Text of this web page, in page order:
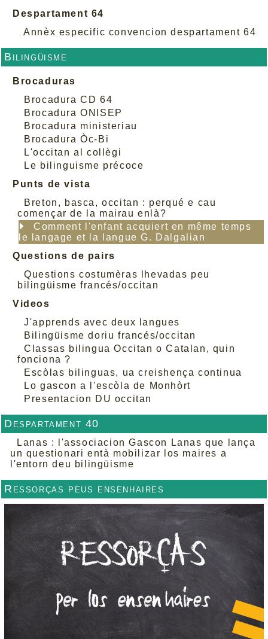
Despartament 64
Annèx especific convencion despartament 64
Bilingüisme
Brocaduras
Brocadura CD 64
Brocadura ONISEP
Brocadura ministeriau
Brocadura Òc-Bi
L'occitan al collègi
Le bilinguisme précoce
Punts de vista
Breton, basca, occitan : perqué e cau
començar de la mairau enlà?
Comment l'enfant acquiert en même temps
le langage et la langue G. Dalgalian
Questions de pairs
Questions costumèras lhevadas peu
bilingüisme francés/occitan
Videos
J'apprends avec deux langues
Bilingüisme doriu francés/occitan
Classas bilingua Occitan o Catalan, quin
fonciona ?
Escòlas bilinguas, ua creishença continua
Lo gascon a l'escòla de Monhòrt
Presentacion DU occitan
Despartament 40
Lanas : l'associacion Gascon Lanas que lança
un questionari entà mobilizar los maires a
l'entorn deu bilingüisme
Ressorças peus ensenhaires